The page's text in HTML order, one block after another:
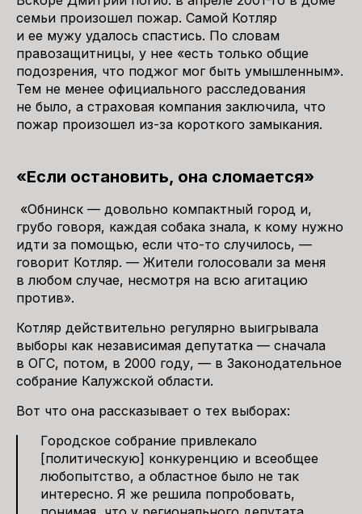
семьи произошел пожар. Самой Котляр
и ее мужу удалось спастись. По словам
правозащитницы, у нее «есть только общие
подозрения, что поджог мог быть умышленным».
Тем не менее официального расследования
не было, а страховая компания заключила, что
пожар произошел из-за короткого замыкания.
«Если остановить, она сломается»
«Обнинск — довольно компактный город и,
грубо говоря, каждая собака знала, к кому нужно
идти за помощью, если что-то случилось, —
говорит Котляр. — Жители голосовали за меня
в любом случае, несмотря на всю агитацию
против».
Котляр действительно регулярно выигрывала
выборы как независимая депутатка — сначала
в ОГС, потом, в 2000 году, — в Законодательное
собрание Калужской области.
Вот что она рассказывает о тех выборах:
Городское собрание привлекало
[политическую] конкуренцию и всеобщее
любопытство, а областное было не так
интересно. Я же решила попробовать,